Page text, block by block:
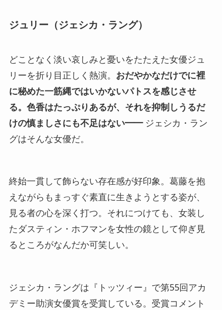
ジュリー（ジェシカ・ラング）
どことなく淡い哀しみと憂いをたたえた女優ジュ
リーを折り目正しく熱演。 おだやかなだけでに裡
に秘めた一筋縄ではいかないパトスを感じさせ
る。色香はたっぷりあるが、それを抑制しうるだ
けの慎ましさにも不足はない━━ジェシカ・ラン
グはそんな女優だ。
終始一貫して飾らない存在感が好印象。葛藤を抱
えながらもまっすぐ素直に生きようとする姿が、
見る者の心を深く打つ。それにつけても、女装し
たダスティン・ホフマンを女性の鏡として仰ぎ見
るところがなんだか可笑しい。
ジェシカ・ラングは『トッツィー』で第55回アカ
デミー助演女優賞を受賞している。受賞コメント